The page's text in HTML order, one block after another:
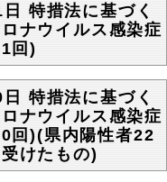
特措法に基づく
ナウイルス感染症
回)
特措法に基づく
ナウイルス感染症
回)(県内陽性者22
けたもの)